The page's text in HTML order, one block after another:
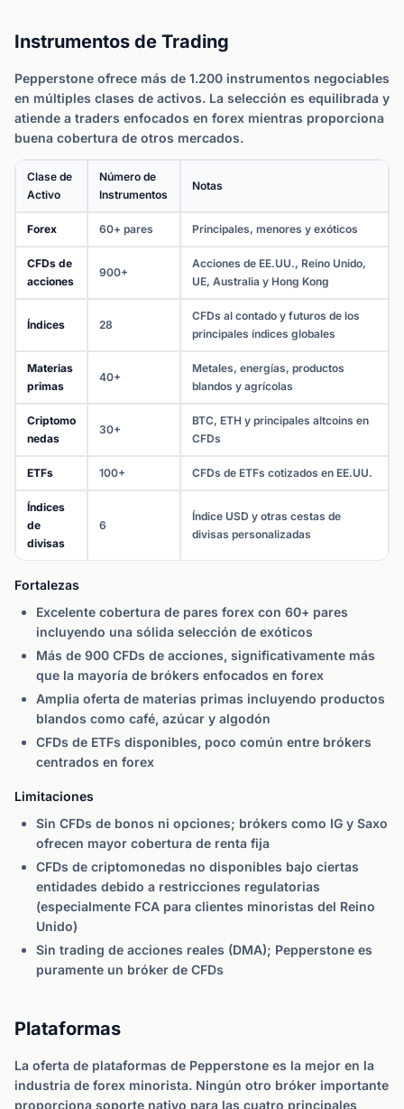
Instrumentos de Trading
Pepperstone ofrece más de 1.200 instrumentos negociables
en múltiples clases de activos. La selección es equilibrada y
atiende a traders enfocados en forex mientras proporciona
buena cobertura de otros mercados.
Clase de
Activo
Número de
Instrumentos
Notas
Forex 60+ pares Principales, menores y exóticos
CFDs de
acciones
900+
Acciones de EE.UU., Reino Unido,
UE, Australia y Hong Kong
Índices 28
CFDs al contado y futuros de los
principales índices globales
Materias
primas
40+
Metales, energías, productos
blandos y agrícolas
Criptomo
nedas
30+
BTC, ETH y principales altcoins en
CFDs
ETFs 100+ CFDs de ETFs cotizados en EE.UU.
Índices
de
divisas
6
Índice USD y otras cestas de
divisas personalizadas
Fortalezas
Excelente cobertura de pares forex con 60+ pares
incluyendo una sólida selección de exóticos
Más de 900 CFDs de acciones, significativamente más
que la mayoría de brókers enfocados en forex
Amplia oferta de materias primas incluyendo productos
blandos como café, azúcar y algodón
CFDs de ETFs disponibles, poco común entre brókers
centrados en forex
Limitaciones
Sin CFDs de bonos ni opciones; brókers como IG y Saxo
ofrecen mayor cobertura de renta fija
CFDs de criptomonedas no disponibles bajo ciertas
entidades debido a restricciones regulatorias
(especialmente FCA para clientes minoristas del Reino
Unido)
Sin trading de acciones reales (DMA); Pepperstone es
puramente un bróker de CFDs
Plataformas
La oferta de plataformas de Pepperstone es la mejor en la
industria de forex minorista. Ningún otro bróker importante
proporciona soporte nativo para las cuatro principales